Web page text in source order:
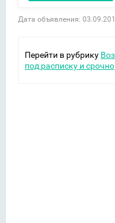
Дата объявления:
Перейти в рубрику
под расписку и срочно